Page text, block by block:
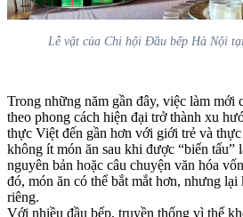
Lễ vật của Chi hội Đầu bếp Hà Nội
Trong những năm gần đây, việc làm mới
theo phong cách hiện đại trở thành xu
thực Việt đến gần hơn với giới trẻ và
không ít món ăn sau khi được “biến tấu”
nguyên bản hoặc câu chuyện văn hóa
đó, món ăn có thể bắt mắt hơn, nhưng
riêng.
Với nhiều đầu bếp, truyền thống vì thế